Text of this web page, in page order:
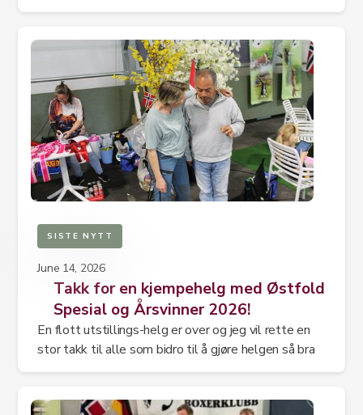
SISTE NYTT
June 14, 2026
Takk for en kjempehelg med Østfold
Spesial og Årsvinner 2026!
En flott utstillings-helg er over og jeg vil rette en
stor takk til alle som bidro til å gjøre helgen så bra